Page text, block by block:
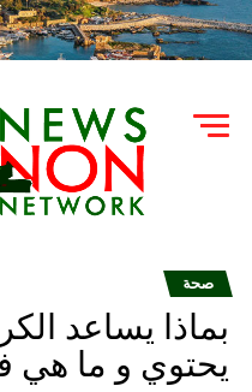
صحة
بماذا يساعد
يحتوي و ما هي